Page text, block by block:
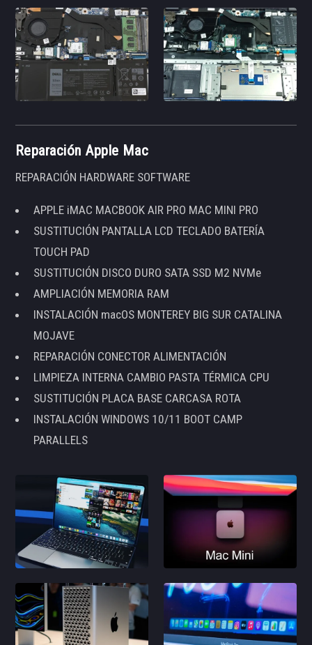
Reparación Apple Mac
REPARACIÓN HARDWARE SOFTWARE
APPLE iMAC MACBOOK AIR PRO MAC MINI PRO
SUSTITUCIÓN PANTALLA LCD TECLADO BATERÍA
TOUCH PAD
SUSTITUCIÓN DISCO DURO SATA SSD M2 NVMe
AMPLIACIÓN MEMORIA RAM
INSTALACIÓN macOS MONTEREY BIG SUR CATALINA
MOJAVE
REPARACIÓN CONECTOR ALIMENTACIÓN
LIMPIEZA INTERNA CAMBIO PASTA TÉRMICA CPU
SUSTITUCIÓN PLACA BASE CARCASA ROTA
INSTALACIÓN WINDOWS 10/11 BOOT CAMP
PARALLELS